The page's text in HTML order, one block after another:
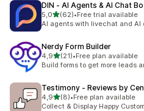
DIN ‑ AI Agents & AI Chat
5,0de 5 estrelas
(62)
62 total de avaliações
•Free trial available
AI agents with livechat and AI
Nerdy Form Builder
4,9de 5 estrelas
(21)
21 total de avaliações
•Free plan available
Build forms to get more leads
Testimony ‑ Reviews by
4,9de 5 estrelas
(8)
8 total de avaliações
•Free plan available
Collect & Display Happy